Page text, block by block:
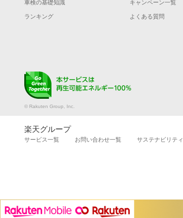
車検の基礎知識 キャンペーン一覧
ランキング よくある質問
© Rakuten Group, Inc.
楽天グループ
サービス一覧 お問い合わせ一覧 サステナビリティ